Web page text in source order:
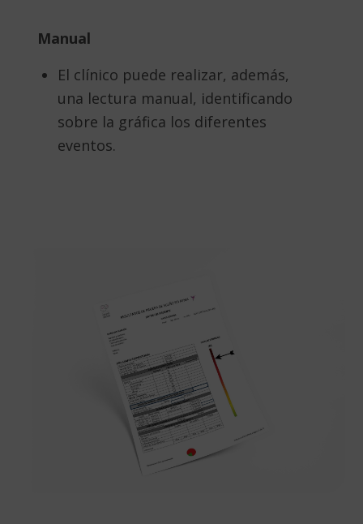
Manual
El clínico puede realizar, además,
una lectura manual, identificando
sobre la gráfica los diferentes
eventos.